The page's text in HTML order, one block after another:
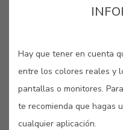
COLORES RELACIONADOS
Hay que tener en cuenta
entre los colores reales y
pantallas o monitores.
te recomienda que hagas
cualquier aplicación.